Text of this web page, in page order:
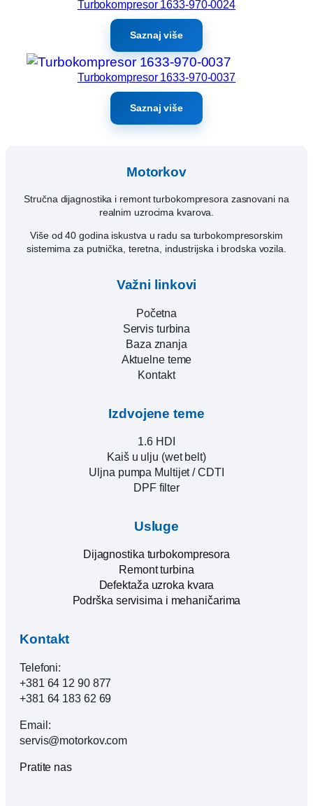
Turbokompresor 1633-970-0024
Saznaj više
Turbokompresor 1633-970-0037
Saznaj više
Motorkov
Stručna dijagnostika i remont turbokompresora zasnovani na
realnim uzrocima kvarova.
Više od 40 godina iskustva u radu sa turbokompresorskim
sistemima za putnička, teretna, industrijska i brodska vozila.
Važni linkovi
Početna
Servis turbina
Baza znanja
Aktuelne teme
Kontakt
Izdvojene teme
1.6 HDI
Kaiš u ulju (wet belt)
Uljna pumpa Multijet / CDTI
DPF filter
Usluge
Dijagnostika turbokompresora
Remont turbina
Defektaža uzroka kvara
Podrška servisima i mehaničarima
Kontakt
Telefoni:
+381 64 12 90 877
+381 64 183 62 69
Email:
servis@motorkov.com
Pratite nas